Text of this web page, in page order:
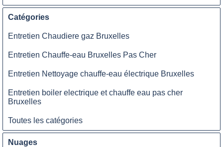
Catégories
Entretien Chaudiere gaz Bruxelles
Entretien Chauffe-eau Bruxelles Pas Cher
Entretien Nettoyage chauffe-eau électrique Bruxelles
Entretien boiler electrique et chauffe eau pas cher
Bruxelles
Toutes les catégories
Nuages